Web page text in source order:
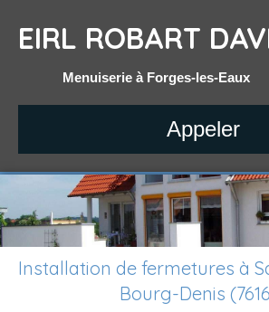
EIRL ROBART
Menuiserie à Forges-les-Eaux
Appeler
Installation de fermetures à
Bourg-Denis